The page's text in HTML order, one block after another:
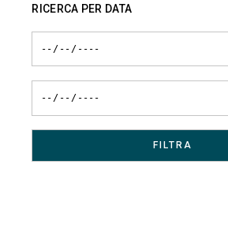
articoli
RICERCA PER DATA